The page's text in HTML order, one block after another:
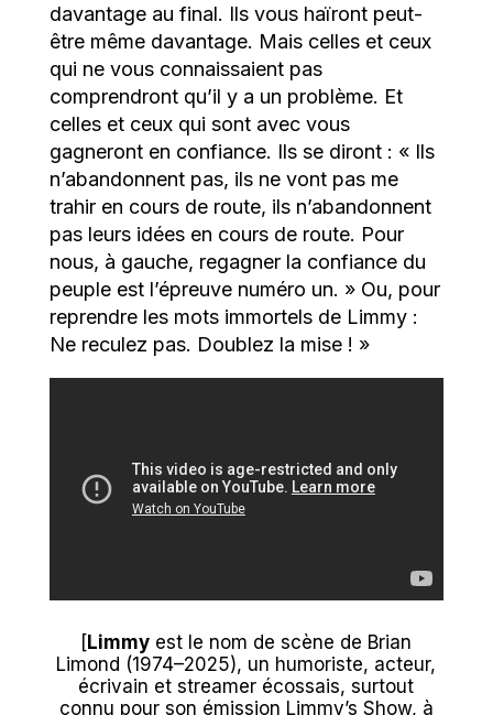
davantage au final. Ils vous haïront peut-
être même davantage. Mais celles et ceux
qui ne vous connaissaient pas
comprendront qu’il y a un problème. Et
celles et ceux qui sont avec vous
gagneront en confiance. Ils se diront : « Ils
n’abandonnent pas, ils ne vont pas me
trahir en cours de route, ils n’abandonnent
pas leurs idées en cours de route. Pour
nous, à gauche, regagner la confiance du
peuple est l’épreuve numéro un. » Ou, pour
reprendre les mots immortels de Limmy :
Ne reculez pas. Doublez la mise ! »
[Limmy est le nom de scène de Brian
Limond (1974–2025), un humoriste, acteur,
écrivain et streamer écossais, surtout
connu pour son émission Limmy’s Show, à